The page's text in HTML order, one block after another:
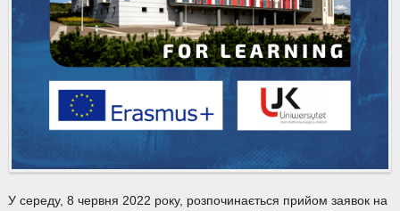
У середу, 8 червня 2022 року, розпочинається прийом заявок на